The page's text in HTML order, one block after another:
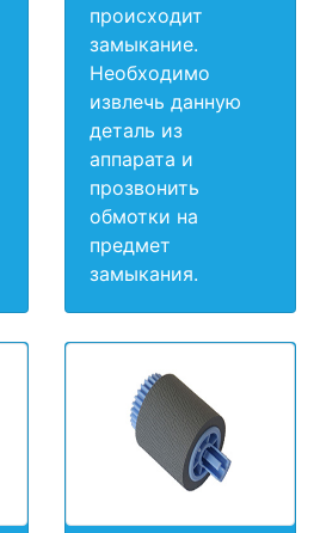
происходит
замыкание.
Необходимо
извлечь данную
деталь из
аппарата и
прозвонить
обмотки на
предмет
замыкания.